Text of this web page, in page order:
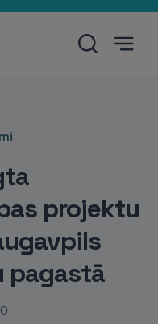
projektu
pagastā